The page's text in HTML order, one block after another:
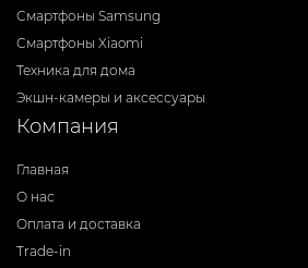
Смартфоны Samsung
Смартфоны Xiaomi
Техника для дома
Экшн-камеры и аксессуары
Компания
Главная
О нас
Оплата и доставка
Trade-in